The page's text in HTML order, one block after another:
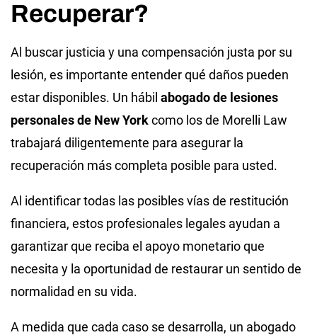
Recuperar?
Al buscar justicia y una compensación justa por su
lesión, es importante entender qué daños pueden
estar disponibles. Un hábil abogado de lesiones
personales de New Yorkcomo los de Morelli Law
trabajará diligentemente para asegurar la
recuperación más completa posible para usted.
Al identificar todas las posibles vías de restitución
financiera, estos profesionales legales ayudan a
garantizar que reciba el apoyo monetario que
necesita y la oportunidad de restaurar un sentido de
normalidad en su vida.
A medida que cada caso se desarrolla, un abogado